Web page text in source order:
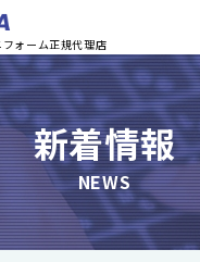
ォーム正規代理店
新着情報
NEWS